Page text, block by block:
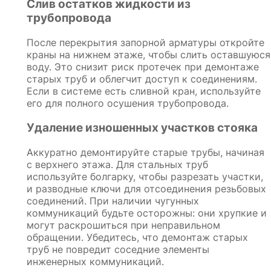
Слив остатков жидкости из
трубопровода
После перекрытия запорной арматуры откройте
краны на нижнем этаже, чтобы слить оставшуюся
воду. Это снизит риск протечек при демонтаже
старых труб и облегчит доступ к соединениям.
Если в системе есть сливной кран, используйте
его для полного осушения трубопровода.
Удаление изношенных участков стояка
Аккуратно демонтируйте старые трубы, начиная
с верхнего этажа. Для стальных труб
используйте болгарку, чтобы разрезать участки,
и разводные ключи для отсоединения резьбовых
соединений. При наличии чугунных
коммуникаций будьте осторожны: они хрупкие и
могут раскрошиться при неправильном
обращении. Убедитесь, что демонтаж старых
труб не повредит соседние элементы
инженерных коммуникаций.